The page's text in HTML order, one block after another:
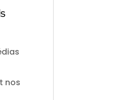
nos